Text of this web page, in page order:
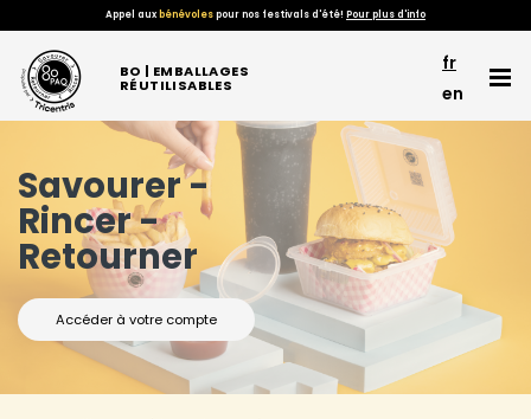
Appel aux bénévolespour nos festivals d'été! Pour plus d'info
BO | EMBALLAGES
RÉUTILISABLES
fr
en
Savourer -
Rincer -
Retourner
Accéder à votre compte